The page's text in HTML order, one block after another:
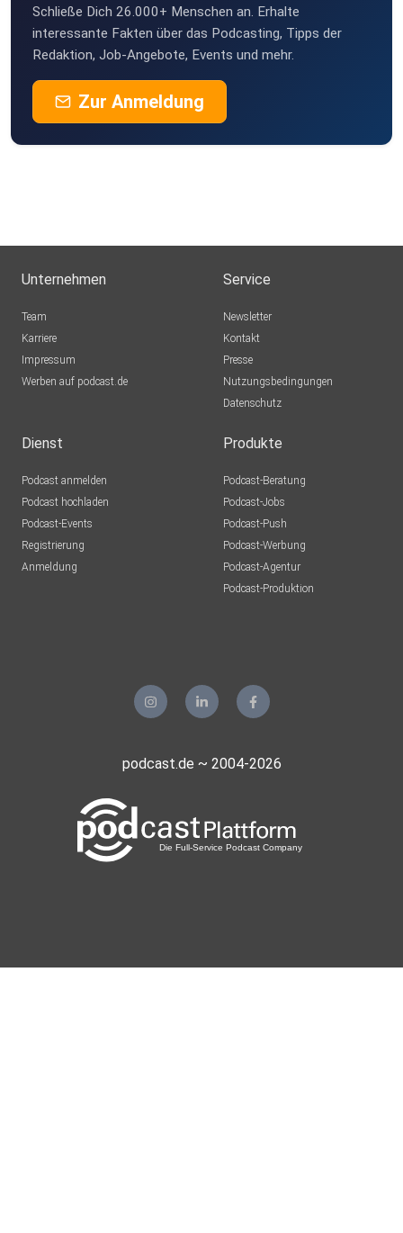
Schließe Dich 26.000+ Menschen an. Erhalte
interessante Fakten über das Podcasting, Tipps der
Redaktion, Job-Angebote, Events und mehr.
Zur Anmeldung
Unternehmen
Team
Karriere
Impressum
Werben auf podcast.de
Service
Newsletter
Kontakt
Presse
Nutzungsbedingungen
Datenschutz
Dienst
Podcast anmelden
Podcast hochladen
Podcast-Events
Registrierung
Anmeldung
Produkte
Podcast-Beratung
Podcast-Jobs
Podcast-Push
Podcast-Werbung
Podcast-Agentur
Podcast-Produktion
podcast.de ~ 2004-2026